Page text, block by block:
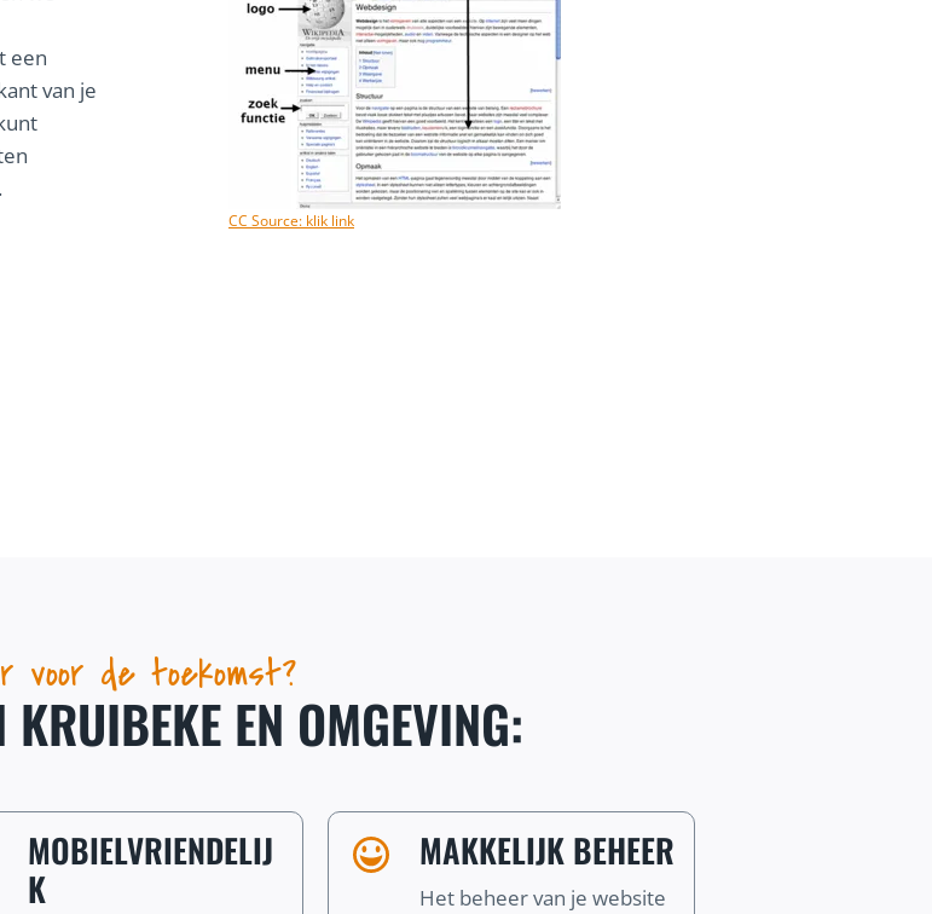
een
van je
CC Source: klik link
voor de toekomst?
EN OMGEVING:
MOBIELVRIENDELIJ
K
MAKKELIJK BEHEER
Het beheer van je website